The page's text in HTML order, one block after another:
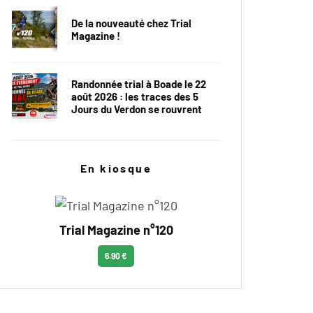
De la nouveauté chez Trial
Magazine !
Randonnée trial à Boade le 22
août 2026 : les traces des 5
Jours du Verdon se rouvrent
En kiosque
Trial Magazine n°120
6.90 €